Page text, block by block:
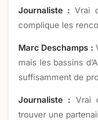
Journaliste : Vrai
complique les
Marc Deschamps :
mais les bassins
suffisamment de
Journaliste : Vrai
trouver une